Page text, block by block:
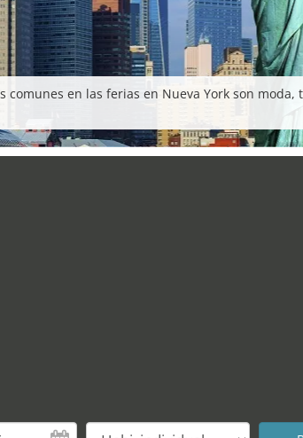
en las ferias en Nueva York son moda,